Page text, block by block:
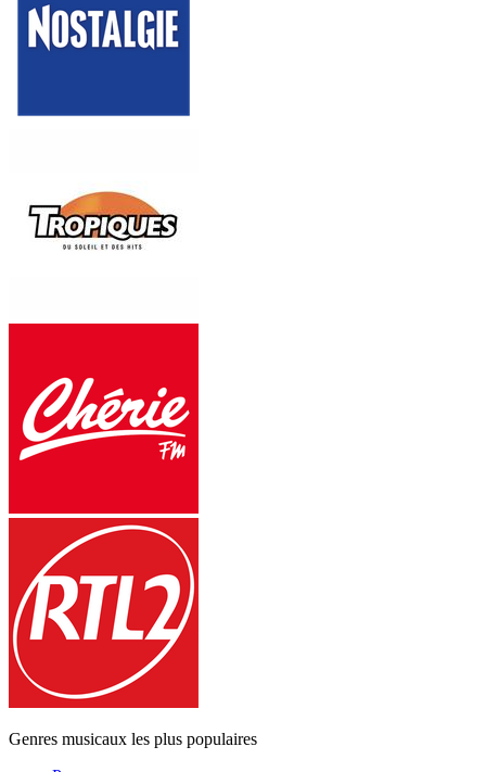
Genres musicaux les plus populaires